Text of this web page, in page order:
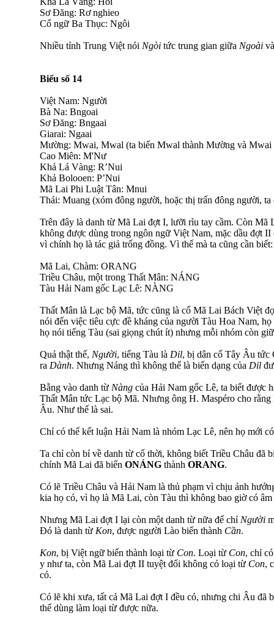
Sơ Đăng: Rơ nghieo
Cổ ngữ Ba Thục: Ngôi
Nhiều tỉnh Trung Việt nói Ngòi tức trung gian giữa Ngoài
Biểu số 14
Việt Nam: Người
Bà Na: Bngoai
Sơ Đăng: Bngaai
Giarai: Ngaai
Mường: Mwai, Mwal (ta biến Mwal thành Mường và Mwai
Cao Miên: M'Nư
Khả Lá Vàng: R’Nui
Khả Bolooen: P’Nui
Mã Lai Phi Luật Tân: Mnui
Thái: Muang (xóm đông người, hoặc thị trấn đông người,
Trên đây là danh từ Mã Lai đợt I, lưỡi rìu tay cầm. Còn
không được dùng trong ngôn ngữ Việt Nam, mặc dầu đợt
vì chính họ là tác giả trống đồng. Vì thế mà ta cũng cần biết:
Mã Lai, Chàm: ORANG
Triều Châu, một trong Thất Mân: NÁNG
Tàu Hải Nam gốc Lạc Lê: NÀNG
Thất Mân là Lạc bộ Mã, tức cũng là cổ Mã Lai Bách Việt
nói đến việc tiêu cực đề kháng của người Tàu Hoa Nam,
họ nói tiếng Tàu (sai giọng chút ít) nhưng mỗi nhóm còn
Quả thật thế, Người, tiếng Tàu là Dỉl, bị dân cổ Tây Âu tức
ra Dành. Nhưng Náng thì không thể là biến dạng của Dỉl
Bằng vào danh từ Nàng của Hải Nam gốc Lê, ta biết được
Thất Mân tức Lạc bộ Mã. Nhưng ông H. Maspéro cho
Âu. Như thế là sai.
Chỉ có thể kết luận Hải Nam là nhóm Lạc Lê, nên họ mới
Ta chỉ còn bí về danh từ cổ thời, không biết Triều Châu đã
chính Mã Lai đã biến ONÁNG thành ORANG.
Có lẽ Triều Châu và Hải Nam là thủ phạm vì chịu ảnh
kia họ có, vì họ là Mã Lai, còn Tàu thì không bao giờ có âm
Nhưng Mã Lai đợt I lại còn một danh từ nữa để chỉ Người
Đó là danh từ Kon, được người Lào biến thành Cần.
Kon, bị Việt ngữ biến thành loại từ Con. Loại từ Con, chỉ
y như ta, còn Mã Lai đợt II tuyệt đối không có loại từ Con,
có.
Có lẽ khi xưa, tất cả Mã Lai đợt I đều có, nhưng chi Âu đã
thể dùng làm loại từ được nữa.